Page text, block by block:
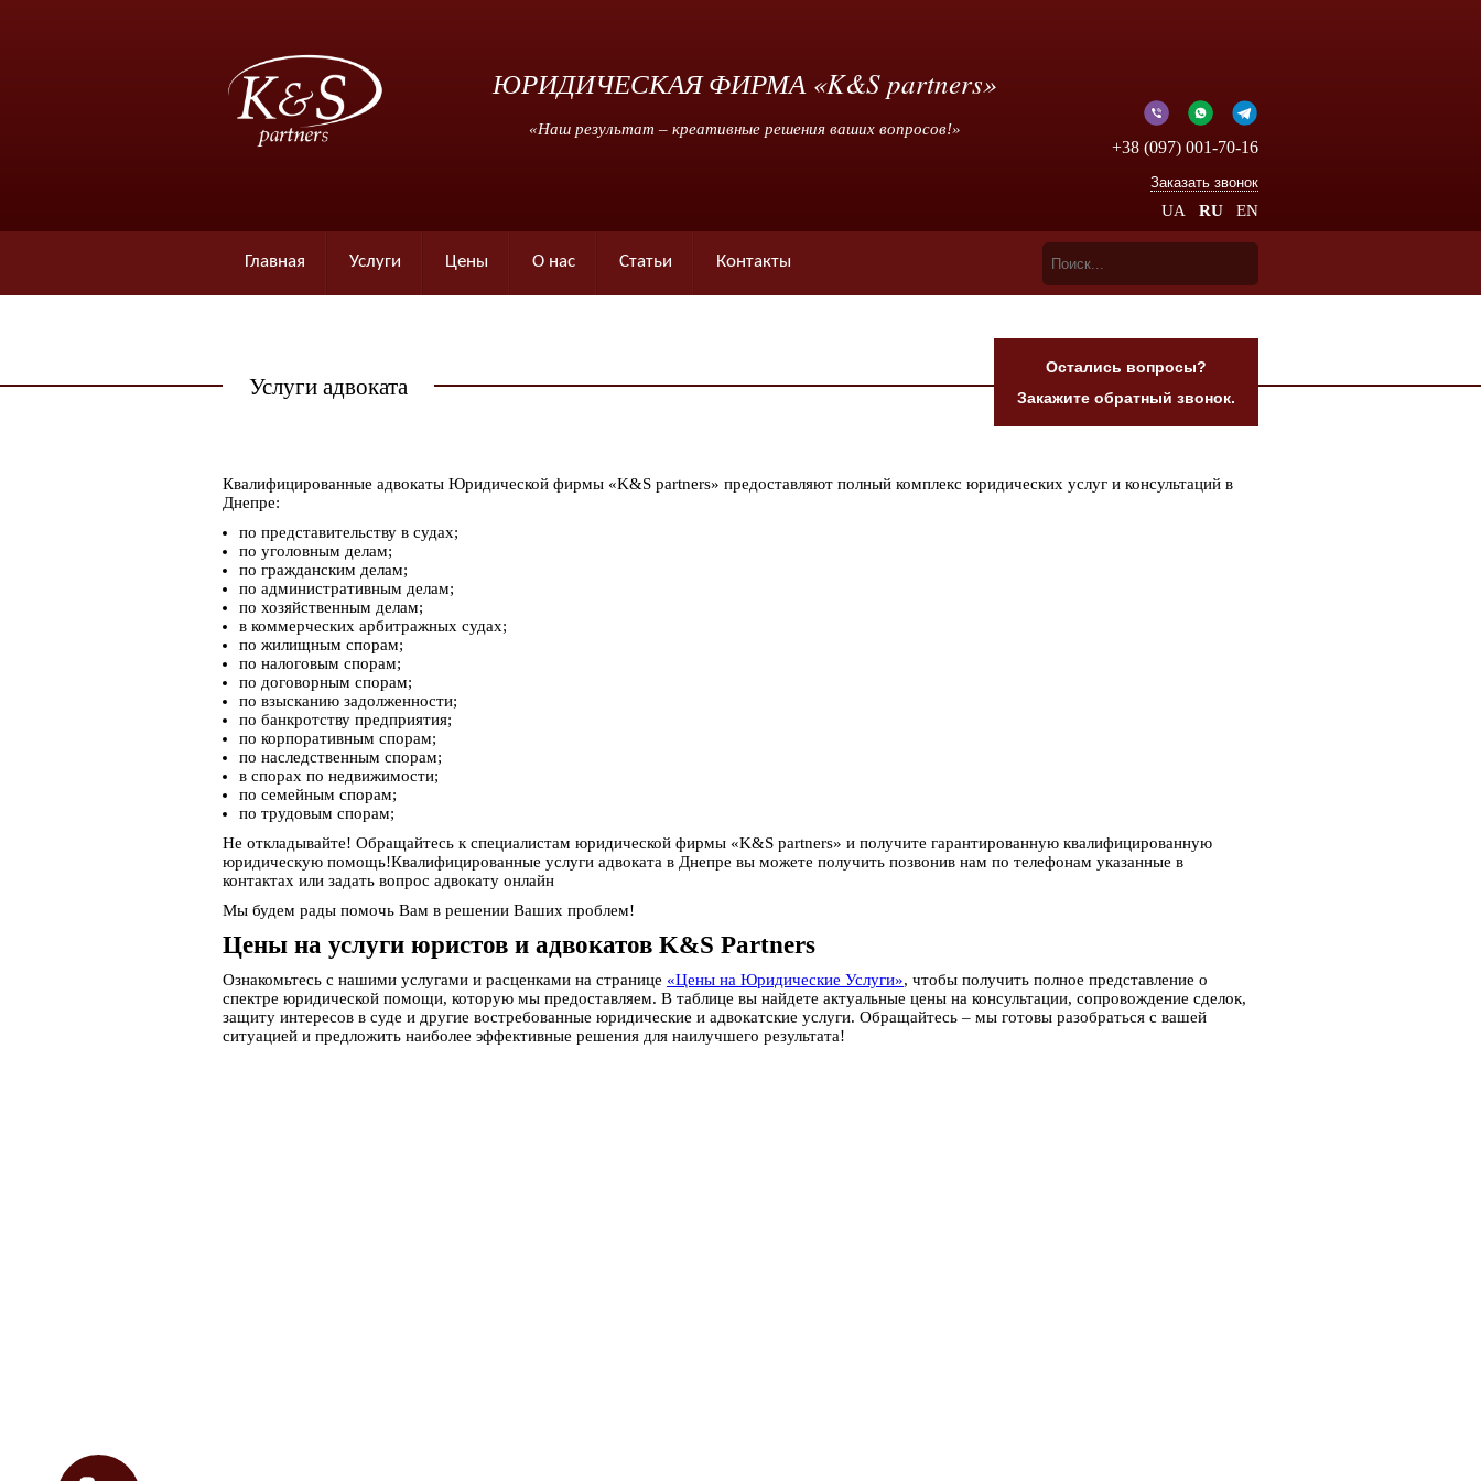
ЮРИДИЧЕСКАЯ ФИРМА «K&S partners»
«Наш результат – креативные решения ваших вопросов!»
+38 (097) 001-70-16
Заказать звонок
UA RU EN
Главная Услуги Цены О нас Статьи Контакты
Услуги адвоката
Остались вопросы?
Закажите обратный звонок.
Квалифицированные адвокаты Юридической фирмы «K&S partners» предоставляют полный комплекс юридических услуг и консультаций в
Днепре:
по представительству в судах;
по уголовным делам;
по гражданским делам;
по административным делам;
по хозяйственным делам;
в коммерческих арбитражных судах;
по жилищным спорам;
по налоговым спорам;
по договорным спорам;
по взысканию задолженности;
по банкротству предприятия;
по корпоративным спорам;
по наследственным спорам;
в спорах по недвижимости;
по семейным спорам;
по трудовым спорам;
Не откладывайте! Обращайтесь к специалистам юридической фирмы «K&S partners» и получите гарантированную квалифицированную
юридическую помощь!Квалифицированные услуги адвоката в Днепре вы можете получить позвонив нам по телефонам указанные в
контактах или задать вопрос адвокату онлайн
Мы будем рады помочь Вам в решении Ваших проблем!
Цены на услуги юристов и адвокатов K&S Partners
Ознакомьтесь с нашими услугами и расценками на странице «Цены на Юридические Услуги», чтобы получить полное представление о
спектре юридической помощи, которую мы предоставляем. В таблице вы найдете актуальные цены на консультации, сопровождение сделок,
защиту интересов в суде и другие востребованные юридические и адвокатские услуги. Обращайтесь – мы готовы разобраться с вашей
ситуацией и предложить наиболее эффективные решения для наилучшего результата!